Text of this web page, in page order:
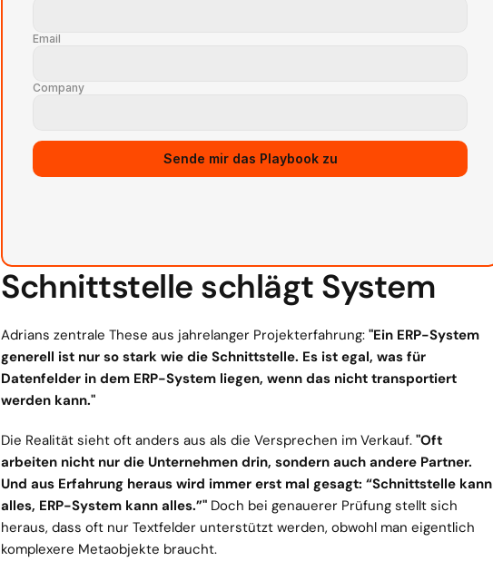
Email
Company
Source URL
Sende mir das Playbook zu
Schnittstelle schlägt System
Adrians zentrale These aus jahrelanger Projekterfahrung: "Ein ERP-System
generell ist nur so stark wie die Schnittstelle. Es ist egal, was für
Datenfelder in dem ERP-System liegen, wenn das nicht transportiert
werden kann."
Die Realität sieht oft anders aus als die Versprechen im Verkauf. "Oft
arbeiten nicht nur die Unternehmen drin, sondern auch andere Partner.
Und aus Erfahrung heraus wird immer erst mal gesagt: “Schnittstelle kann
alles, ERP-System kann alles.”" Doch bei genauerer Prüfung stellt sich
heraus, dass oft nur Textfelder unterstützt werden, obwohl man eigentlich
komplexere Metaobjekte braucht.